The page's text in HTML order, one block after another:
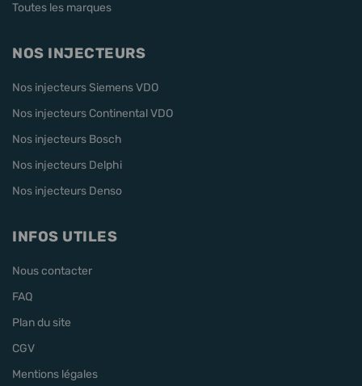
Toutes les marques
NOS INJECTEURS
Nos injecteurs Siemens VDO
Nos injecteurs Continental VDO
Nos injecteurs Bosch
Nos injecteurs Delphi
Nos injecteurs Denso
INFOS UTILES
Nous contacter
FAQ
Plan du site
CGV
Mentions légales